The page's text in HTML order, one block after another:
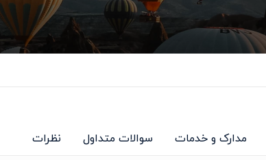
مدارک و خدمات سوالات متداول نظرات